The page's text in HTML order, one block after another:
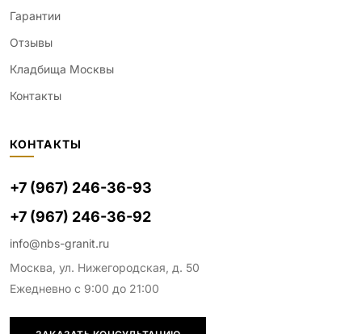
Гарантии
Отзывы
Кладбища Москвы
Контакты
КОНТАКТЫ
+7 (967) 246-36-93
+7 (967) 246-36-92
info@nbs-granit.ru
Москва, ул. Нижегородская, д. 50
Ежедневно с 9:00 до 21:00